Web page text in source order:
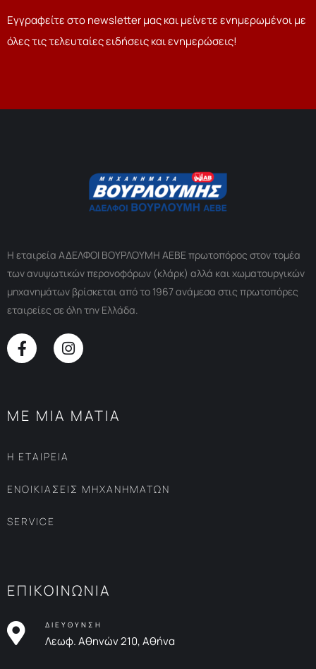
Εγγραφείτε στο newsletter μας και μείνετε ενημερωμένοι με
όλες τις τελευταίες ειδήσεις και ενημερώσεις!
Η εταιρεία ΑΔΕΛΦΟΙ ΒΟΥΡΛΟΥΜΗ ΑΕΒΕ πρωτοπόρος στον τομέα
των ανυψωτικών περονοφόρων (κλάρκ) αλλά και χωματουργικών
μηχανημάτων βρίσκεται από το 1967 ανάμεσα στις πρωτοπόρες
εταιρείες σε όλη την Ελλάδα.
ΜΕ ΜΙΑ ΜΑΤΙΑ
Η ΕΤΑΙΡΕΙΑ
ΕΝΟΙΚΙΑΣΕΙΣ ΜΗΧΑΝΗΜΑΤΩΝ
SERVICE
ΕΠΙΚΟΙΝΩΝΙΑ
ΔΙΕΥΘΥΝΣΗ
Λεωφ. Αθηνών 210, Αθήνα